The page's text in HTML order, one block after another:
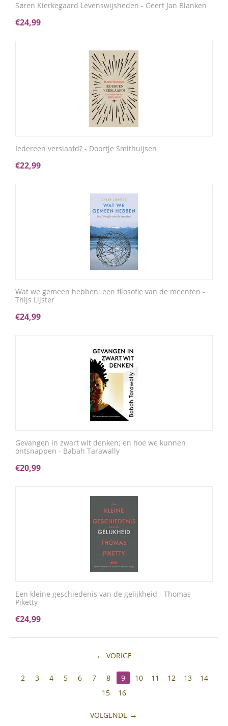
​Søren Kierkegaard Levenswijsheden - Geert Jan Blanken
€24,99
Iedereen verslaafd? - Doortje Smithuijsen
€22,99
Wat we gemeen hebben: een filosofie van de meenten -
Thijs Lijster
€24,99
Gevangen in zwart wit denken; en hoe we kunnen
ontsnappen - Babah Tarawally
€20,99
Een kleine geschiedenis van de gelijkheid - Thomas
Piketty
€24,99
VORIGE
2 3 4 5 6 7 8 9 10 11 12 13
14
15
16
VOLGENDE